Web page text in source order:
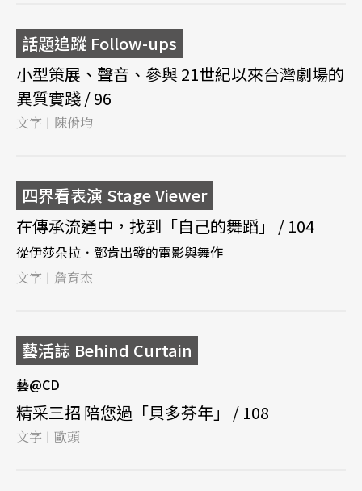
話題追蹤 Follow-ups
小型策展、聲音、參與 21世紀以來台灣劇場的
異質實踐 / 96
文字 | 陳佾均
四界看表演 Stage Viewer
在傳承流通中，找到「自己的舞蹈」 / 104
從伊莎朵拉．鄧肯出發的電影與舞作
文字 | 詹育杰
藝活誌 Behind Curtain
藝@CD
精采三招 陪您過「貝多芬年」 / 108
文字 | 歐頭